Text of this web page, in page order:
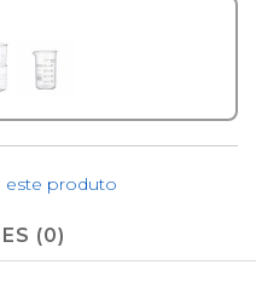
este produto
(0)